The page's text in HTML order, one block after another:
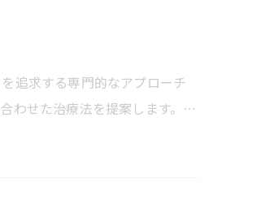
追求する専門的なアプローチ
わせた治療法を提案します。…